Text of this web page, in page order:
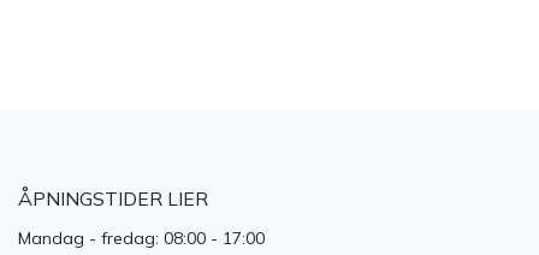
ÅPNINGSTIDER LIER
Mandag - fredag: 08:00 - 17:00